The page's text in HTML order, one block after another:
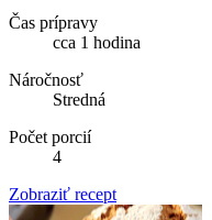
Čas prípravy
cca 1 hodina
Náročnosť
Stredná
Počet porcií
4
Zobraziť recept